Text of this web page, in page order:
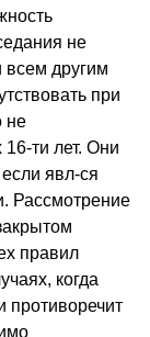
не
всем другим
при
не
ти лет. Они
явл-ся
Рассмотрение
правил
когда
противоречит